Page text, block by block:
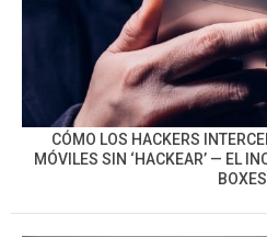
CÓMO LOS HACKERS
MÓVILES SIN ‘HACKEAR’ — EL